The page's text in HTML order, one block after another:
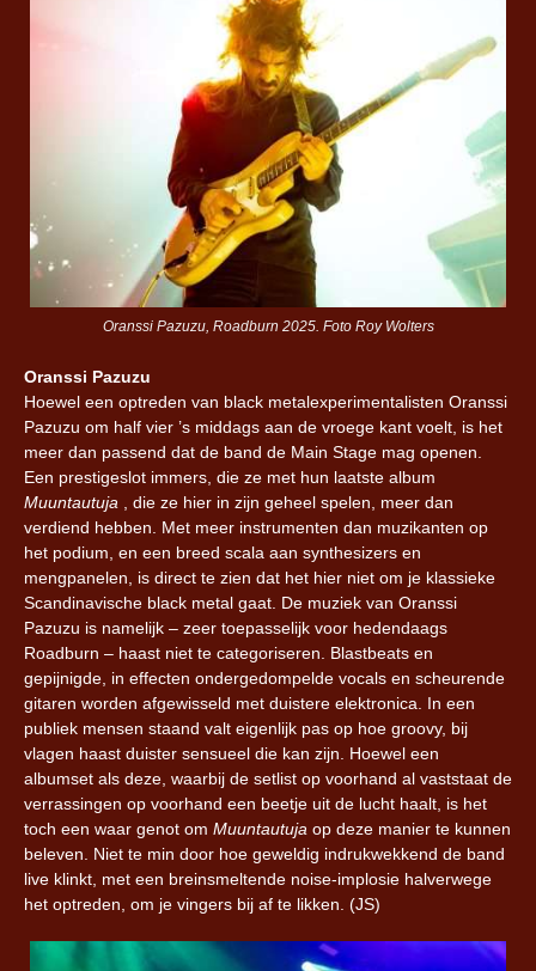
Oranssi Pazuzu, Roadburn 2025. Foto Roy Wolters
Oranssi Pazuzu
Hoewel een optreden van black metalexperimentalisten Oranssi
Pazuzu om half vier ’s middags aan de vroege kant voelt, is het
meer dan passend dat de band de Main Stage mag openen.
Een prestigeslot immers, die ze met hun laatste album
Muuntautuja , die ze hier in zijn geheel spelen, meer dan
verdiend hebben. Met meer instrumenten dan muzikanten op
het podium, en een breed scala aan synthesizers en
mengpanelen, is direct te zien dat het hier niet om je klassieke
Scandinavische black metal gaat. De muziek van Oranssi
Pazuzu is namelijk – zeer toepasselijk voor hedendaags
Roadburn – haast niet te categoriseren. Blastbeats en
gepijnigde, in effecten ondergedompelde vocals en scheurende
gitaren worden afgewisseld met duistere elektronica. In een
publiek mensen staand valt eigenlijk pas op hoe groovy, bij
vlagen haast duister sensueel die kan zijn. Hoewel een
albumset als deze, waarbij de setlist op voorhand al vaststaat de
verrassingen op voorhand een beetje uit de lucht haalt, is het
toch een waar genot om Muuntautuja op deze manier te kunnen
beleven. Niet te min door hoe geweldig indrukwekkend de band
live klinkt, met een breinsmeltende noise-implosie halverwege
het optreden, om je vingers bij af te likken. (JS)